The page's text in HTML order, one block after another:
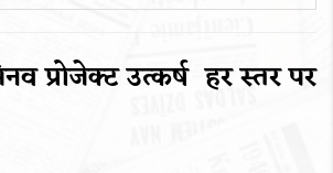
प्रोजेक्ट उत्कर्ष हर स्तर पर